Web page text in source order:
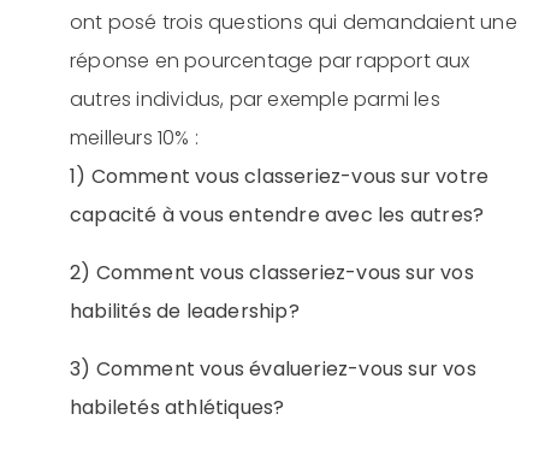
ont posé trois questions qui demandaient une
réponse en pourcentage par rapport aux
autres individus, par exemple parmi les
meilleurs 10% :
1) Comment vous classeriez-vous sur votre
capacité à vous entendre avec les autres?
2) Comment vous classeriez-vous sur vos
habilités de leadership?
3) Comment vous évalueriez-vous sur vos
habiletés athlétiques?